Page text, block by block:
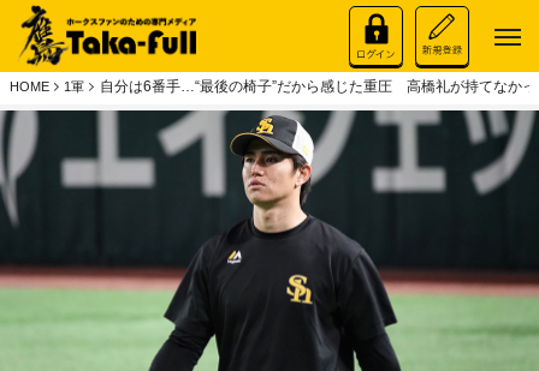
HOME 1軍 自分は6番手…“最後の椅子”だから感じた重圧 高橋礼が持てなか